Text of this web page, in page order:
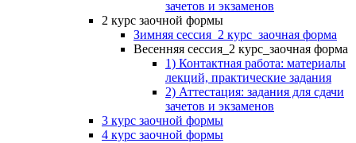
зачетов и экзаменов
2 курс заочной формы
Зимняя сессия_2 курс_заочная форма
Весенняя сессия_2 курс_заочная форма
1) Контактная работа: материалы
лекций, практические задания
2) Аттестация: задания для сдачи
зачетов и экзаменов
3 курс заочной формы
4 курс заочной формы